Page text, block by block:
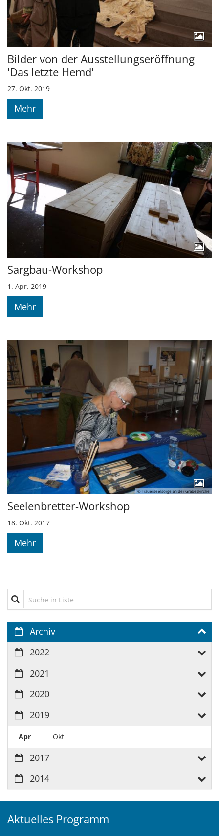
Bilder von der Ausstellungseröffnung
'Das letzte Hemd'
27. Okt. 2019
Mehr
Sargbau-Workshop
1. Apr. 2019
Mehr
© Trauerseelsorge an der Grabeskirche
Seelenbretter-Workshop
18. Okt. 2017
Mehr
Suche in Liste
Archiv
2022
2021
2020
2019
Apr Okt
2017
2014
Aktuelles Programm